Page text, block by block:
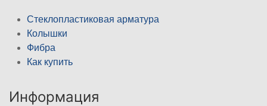
Стеклопластиковая арматура
Колышки
Фибра
Как купить
Информация